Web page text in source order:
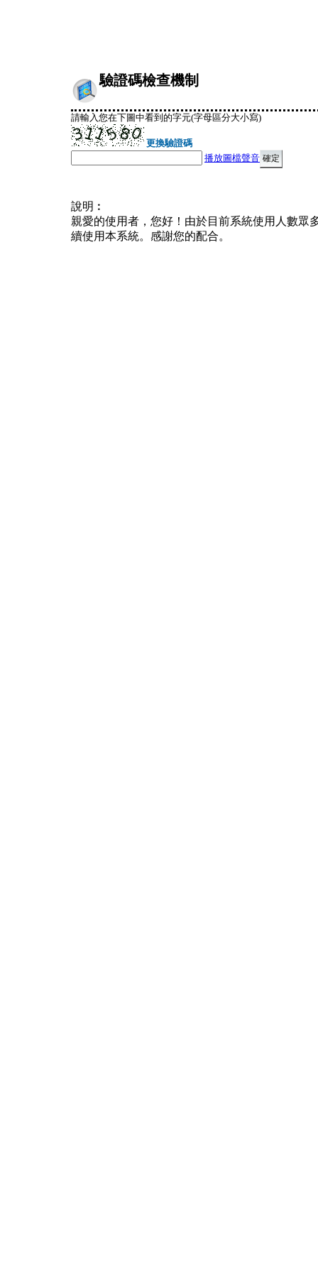
驗證碼檢查機制
請輸入您在下圖中看到的字元(字母區分大小寫)
更換驗證碼
播放圖檔聲音
說明︰
親愛的使用者，您好！由於目前系統使用人數眾
續使用本系統。感謝您的配合。